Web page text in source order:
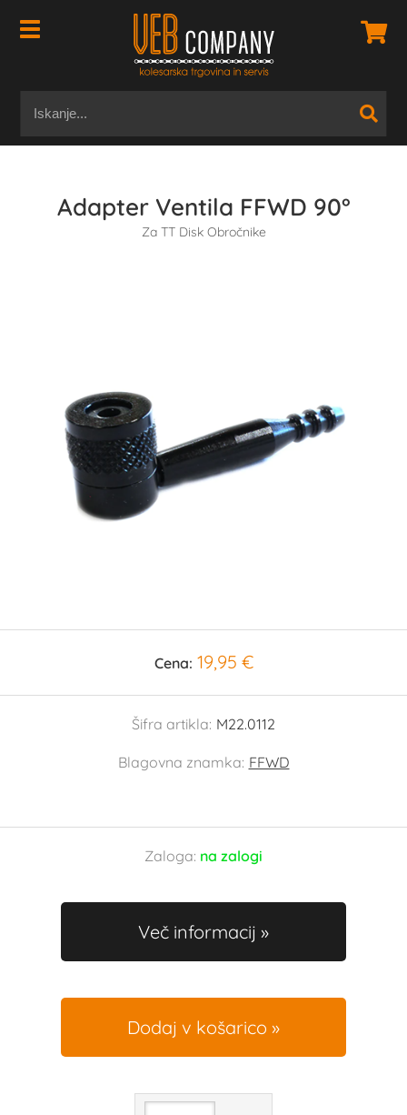
Adapter Ventila FFWD 90°
Za TT Disk Obročnike
Cena: 19,95 €
Šifra artikla: M22.0112
Blagovna znamka: FFWD
Zaloga: na zalogi
Več informacij
Dodaj v košarico